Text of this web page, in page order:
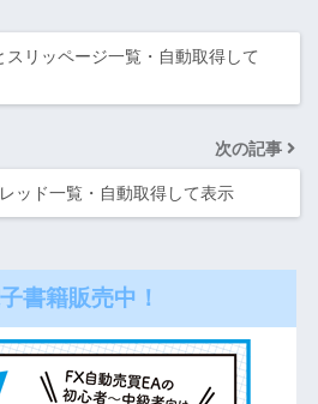
リッページ一覧・自動取得して
次の記事
ッド一覧・自動取得して表示
書籍販売中！